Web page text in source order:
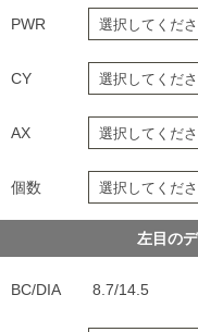
PWR
CY
AX
個数
左目の
BC/DIA 8.7/14.5